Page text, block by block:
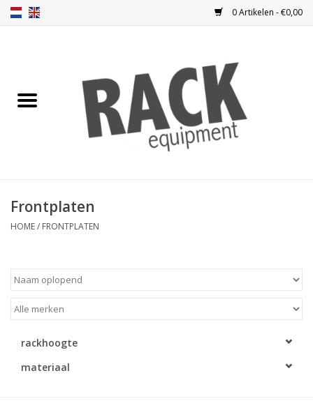
0 Artikelen - €0,00
Blindplaten
Frontdeuren
Opbergen
Serverkasten
Frontplaten
HOME/ FRONTPLATEN
rackhoogte
materiaal